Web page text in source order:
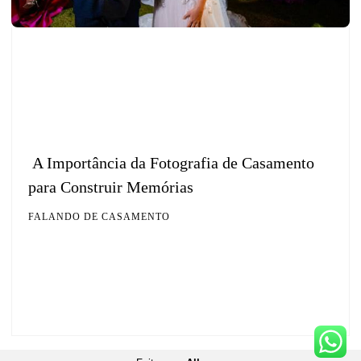
A Importância da Fotografia de Casamento
para Construir Memórias
FALANDO DE CASAMENTO